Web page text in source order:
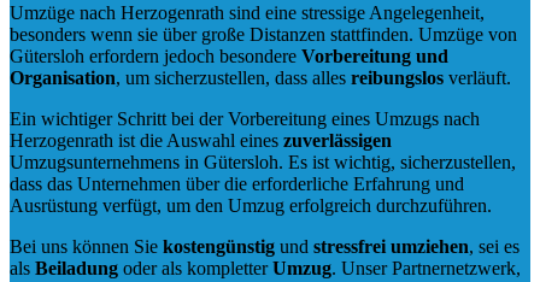
Umzüge nach Herzogenrath sind eine stressige Angelegenheit,
besonders wenn sie über große Distanzen stattfinden. Umzüge von
Gütersloh erfordern jedoch besondere Vorbereitung und
Organisation, um sicherzustellen, dass alles reibungslos verläuft.
Ein wichtiger Schritt bei der Vorbereitung eines Umzugs nach
Herzogenrath ist die Auswahl eines zuverlässigen
Umzugsunternehmens in Gütersloh. Es ist wichtig, sicherzustellen,
dass das Unternehmen über die erforderliche Erfahrung und
Ausrüstung verfügt, um den Umzug erfolgreich durchzuführen.
Bei uns können Sie kostengünstig und stressfrei umziehen, sei es
als Beiladung oder als kompletterUmzug. Unser Partnernetzwerk,